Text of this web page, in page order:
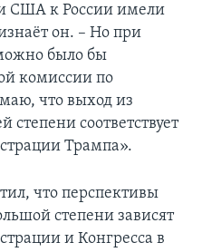
США к России имели
он. – Но при
было бы
комиссии по
что выход из
степени соответствует
Трампа».
что перспективы
степени зависят
и Конгресса в